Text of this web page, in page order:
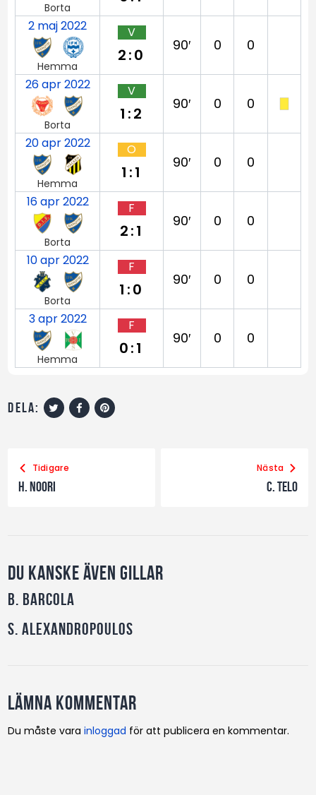
Borta
2 maj 2022
Hemma
V
2:0
90′ 0 0
26 apr 2022
Borta
V
1:2
90′ 0 0
20 apr 2022
Hemma
O
1:1
90′ 0 0
16 apr 2022
Borta
F
2:1
90′ 0 0
10 apr 2022
Borta
F
1:0
90′ 0 0
3 apr 2022
Hemma
F
0:1
90′ 0 0
dela:
Tidigare
H. Noori
Nästa
C. Telo
Du kanske även gillar
B. Barcola
S. Alexandropoulos
Lämna kommentar
Du måste varainloggad för att publicera en kommentar.